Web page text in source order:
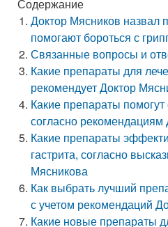
Содержание
Доктор Мясников назвал
помогают бороться с
Связанные вопросы и
Какие препараты для
рекомендует Доктор
Какие препараты
согласно
Какие препараты
гастрита, согласно
Мясникова
Как выбрать лучший
с учетом рекомендаций
Какие новые препараты